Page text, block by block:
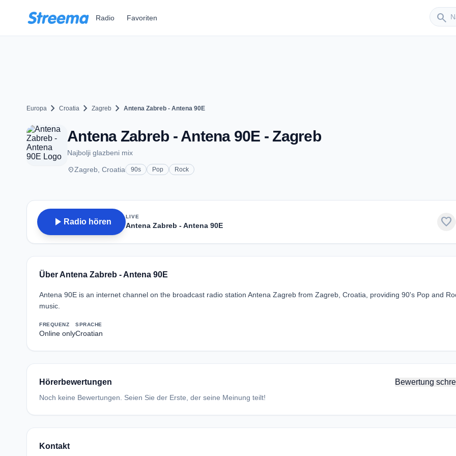
Radio Favoriten search
Sender
Europa chevron_right Croatia chevron_right Zagreb chevron_right Antena Zabreb - Antena 90E
Antena Zabreb - Antena 90E - Zagreb
Najbolji glazbeni mix
placeZagreb, Croatia 90s Pop Rock
play_arrow Radio hören
LIVE
Antena Zabreb - Antena 90E favorite
Über Antena Zabreb - Antena 90E
Antena 90E is an internet channel on the broadcast radio station Antena Zagreb from Zagreb, Croatia, providing 90's Pop and
music.
FREQUENZ
Online only
SPRACHE
Croatian
Hörerbewertungen Bewertung
Noch keine Bewertungen. Seien Sie der Erste, der seine Meinung teilt!
Kontakt